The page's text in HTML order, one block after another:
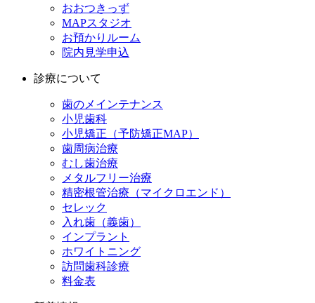
おおつきっず
MAPスタジオ
お預かりルーム
院内見学申込
診療について
歯のメインテナンス
小児歯科
小児矯正（予防矯正MAP）
歯周病治療
むし歯治療
メタルフリー治療
精密根管治療（マイクロエンド）
セレック
入れ歯（義歯）
インプラント
ホワイトニング
訪問歯科診療
料金表